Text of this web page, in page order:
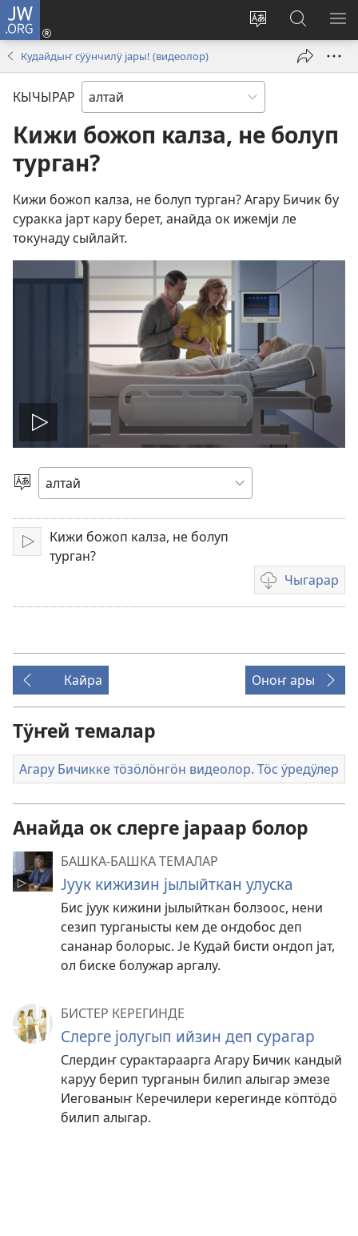
JW.ORG
Изменить
Кирер
(opens
jw.org
бедрелте
Кудайдыҥ сӱӱнчилӱ јары! (видеолор)
КЫЧЫРАР
Кижи божоп калза, не болуп
турган?
Кижи божоп калза, не болуп турган? Агару Бичик бу
суракка јарт кару берет, анайда ок ижемји ле
токунаду сыйлайт.
Видеоны
иштедер
Тилди
талдагар
Иштедер
Кижи божоп калза, не болуп
турган?
Чыгарар
видеозаписьти
чыгаратан
Кайра
Оноҥ ары
Тӱҥей темалар
Агару Бичикке тӧзӧлӧнгӧн видеолор. Тӧс ӱредӱлер
Анайда ок слерге јараар болор
БАШКА-БАШКА ТЕМАЛАР
Јуук кижизин јылыйткан улуска
Бис јуук кижини јылыйткан болзоос, нени
сезип турганысты кем де оҥдобос деп
сананар болорыс. Је Кудай бисти оҥдоп јат,
ол биске болужар аргалу.
БИСТЕР КЕРЕГИНДЕ
Слерге јолугып ийзин деп сурагар
Слердиҥ сурактараарга Агару Бичик кандый
каруу берип турганын билип алыгар эмезе
Иегованыҥ Керечилери керегинде кӧптӧдӧ
билип алыгар.